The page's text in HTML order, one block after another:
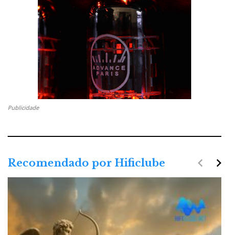
Publicidade
Recomendado por Hificlube navigate_next
navigate_before